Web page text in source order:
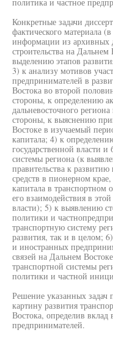
Конкретные задачи
фактического материала
информации из архивных
строительства на
выделению этапов
3) к анализу мотивов
предпринимателей в
Востока во второй
стороны, к определению
дальневосточного
стороны, к выяснению
Востоке в изучаемый
капитала; 4) к
государственной власти
системы региона (к
правительства к
средств в пионерном
капитала в транспортном
его взаимодействия в
власти); 5) к выявлению
политики и
транспортную систему
развития, так и в целом;
и иностранных
связей на Дальнем
транспортной системы
политики и частной
Решение указанных задач
картину развития
Востока, определив вклад
предпринимателей.